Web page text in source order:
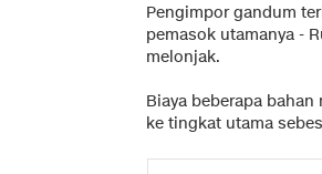
Pengimpor gandum
pemasok utamanya -
melonjak.
Biaya beberapa
ke tingkat utama